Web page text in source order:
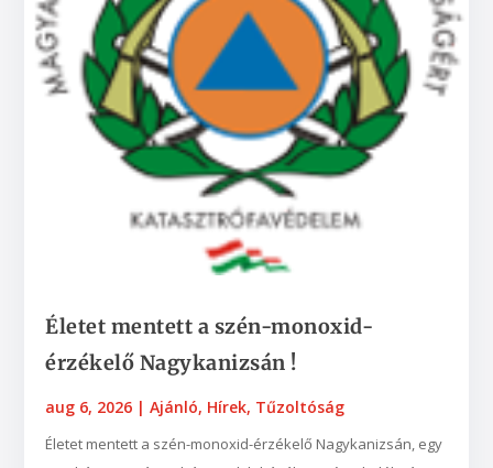
Életet mentett a szén-monoxid-
érzékelő Nagykanizsán !
aug 6, 2026 |Ajánló, Hírek, Tűzoltóság
Életet mentett a szén-monoxid-érzékelő Nagykanizsán, egy